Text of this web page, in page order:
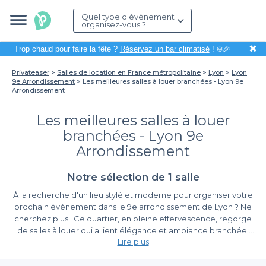
Quel type d'évènement
organisez-vous ?
Trop chaud pour faire la fête ? Réservez un bar climatisé! ❄️🎉 ✖
Privateaser Salles de location en France métropolitaine Lyon
Lyon
9e Arrondissement
Les meilleures salles à louer branchées - Lyon 9e
Arrondissement
Les meilleures salles à louer
branchées - Lyon 9e
Arrondissement
Notre sélection de 1 salle
À la recherche d'un lieu stylé et moderne pour organiser votre
prochain événement dans le 9e arrondissement de Lyon ? Ne
cherchez plus ! Ce quartier, en pleine effervescence, regorge
de salles à louer qui allient élégance et ambiance branchée.
Que ce soit pour un anniversaire, une soirée d'entreprise ou un
Lire plus